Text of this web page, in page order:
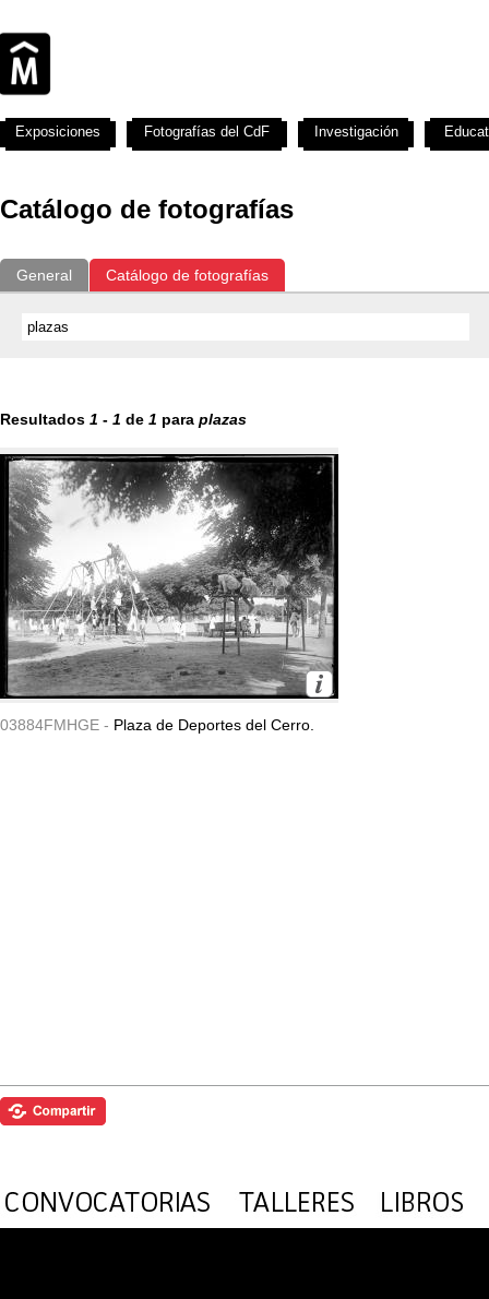
Catálogo de fotografías
General Catálogo de fotografías
Resultados 1 - 1 de 1 para plazas
03884FMHGE - Plaza de Deportes del Cerro.
Exposiciones Fotografías del CdF Investigación